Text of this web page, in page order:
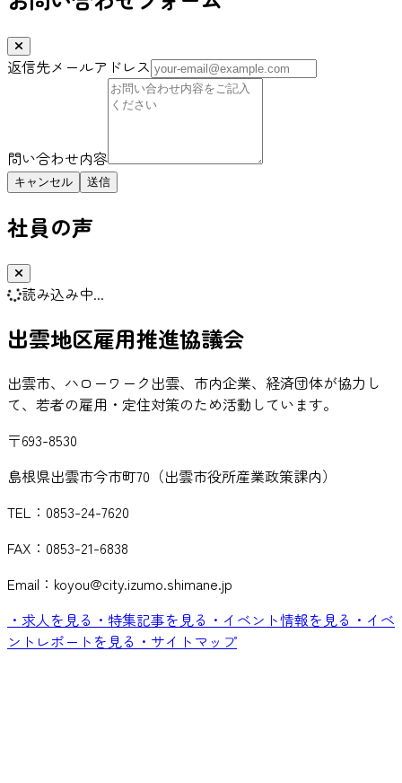
返信先メールアドレス
問い合わせ内容
キャンセル
社員の声
読み込み中...
出雲地区雇用推進協議会
出雲市、ハローワーク出雲、市内企業、経済団体が協力し
て、若者の雇用・定住対策のため活動しています。
〒693-8530
島根県出雲市今市町70（出雲市役所産業政策課内）
TEL：0853-24-7620
FAX：0853-21-6838
Email：koyou@city.izumo.shimane.jp
・求人を見る ・特集記事を見る ・イベント情報を見る ・イベ
ントレポートを見る ・サイトマップ